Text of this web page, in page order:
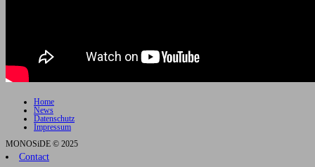
Home
News
Datenschutz
Impressum
MONOSiDE © 2025
Contact